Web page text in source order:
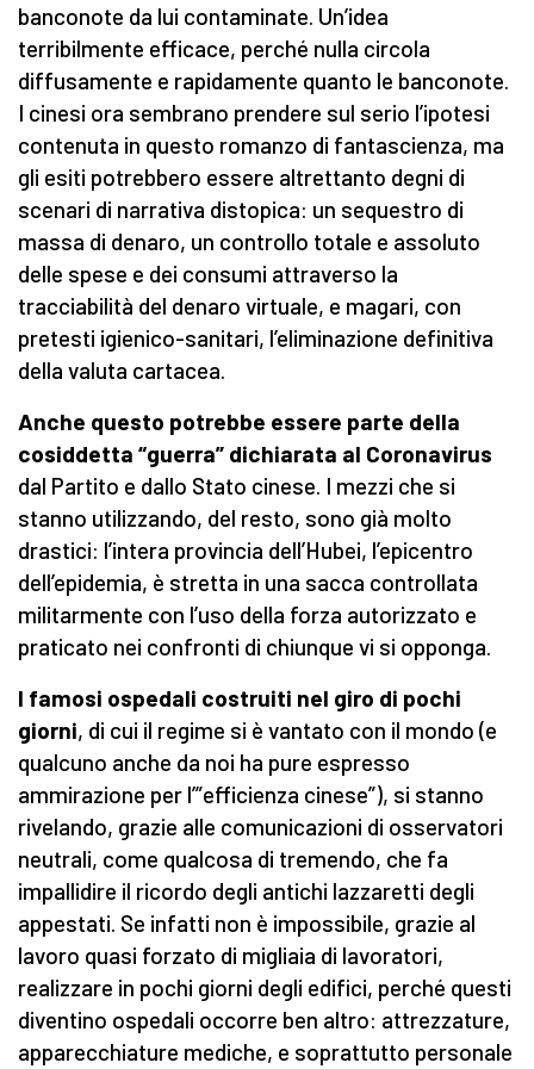
banconote da lui contaminate. Un’idea
terribilmente efficace, perché nulla circola
diffusamente e rapidamente quanto le banconote.
I cinesi ora sembrano prendere sul serio l’ipotesi
contenuta in questo romanzo di fantascienza, ma
gli esiti potrebbero essere altrettanto degni di
scenari di narrativa distopica: un sequestro di
massa di denaro, un controllo totale e assoluto
delle spese e dei consumi attraverso la
tracciabilità del denaro virtuale, e magari, con
pretesti igienico-sanitari, l’eliminazione definitiva
della valuta cartacea.
Anche questo potrebbe essere parte della
cosiddetta “guerra” dichiarata al Coronavirus
dal Partito e dallo Stato cinese. I mezzi che si
stanno utilizzando, del resto, sono già molto
drastici: l’intera provincia dell’Hubei, l’epicentro
dell’epidemia, è stretta in una sacca controllata
militarmente con l’uso della forza autorizzato e
praticato nei confronti di chiunque vi si opponga.
I famosi ospedali costruiti nel giro di pochi
giorni, di cui il regime si è vantato con il mondo (e
qualcuno anche da noi ha pure espresso
ammirazione per l’”efficienza cinese”), si stanno
rivelando, grazie alle comunicazioni di osservatori
neutrali, come qualcosa di tremendo, che fa
impallidire il ricordo degli antichi lazzaretti degli
appestati. Se infatti non è impossibile, grazie al
lavoro quasi forzato di migliaia di lavoratori,
realizzare in pochi giorni degli edifici, perché questi
diventino ospedali occorre ben altro: attrezzature,
apparecchiature mediche, e soprattutto personale